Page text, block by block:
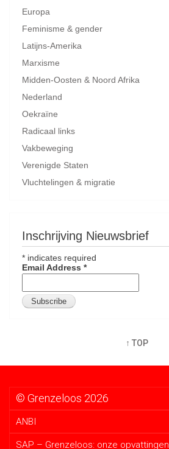
Europa
Feminisme & gender
Latijns-Amerika
Marxisme
Midden-Oosten & Noord Afrika
Nederland
Oekraïne
Radicaal links
Vakbeweging
Verenigde Staten
Vluchtelingen & migratie
Inschrijving Nieuwsbrief
* indicates required
Email Address *
↑ TOP
© Grenzeloos 2026
ANBI
SAP – Grenzeloos: onze opvattingen